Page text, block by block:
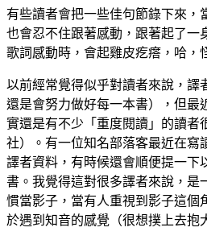
有些讀者會把一些佳句節錄下來，
也會忍不住跟著感動，跟著起了一
歌詞感動時，會起雞皮疙瘩，哈，
以前經常覺得似乎對讀者來說，譯
還是會努力做好每一本書），但最
實還是有不少「重度閱讀」的讀者
社）。有一位知名部落客最近在寫
譯者資料，有時候還會順便提一下
書。我覺得這對很多譯者來說，是
慣當影子，當有人重視到影子這個
於遇到知音的感覺（很想撲上去抱